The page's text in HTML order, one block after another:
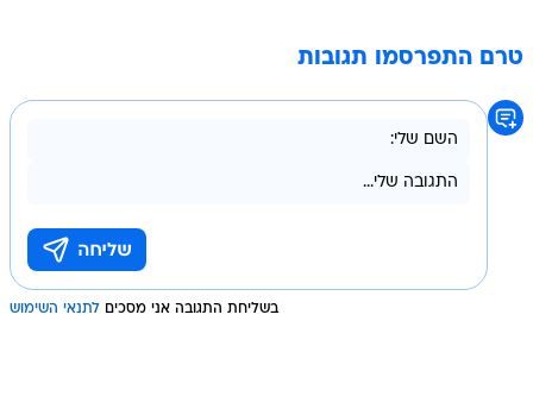
טרם התפרסמו תגובות
בשליחת התגובה אני מסכים לתנאי השימוש